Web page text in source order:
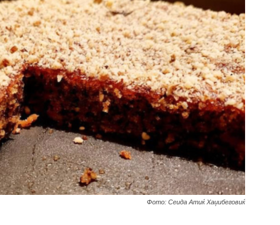
Фото: Сеида Атиќ Хаџибеговиќ